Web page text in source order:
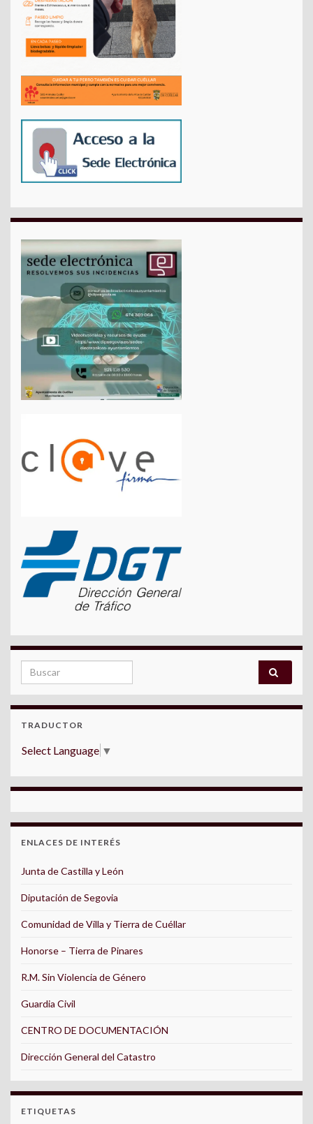
Search for:
TRADUCTOR
Select Language ▼
ENLACES DE INTERÉS
Junta de Castilla y León
Diputación de Segovia
Comunidad de Villa y Tierra de Cuéllar
Honorse – Tierra de Pinares
R.M. Sin Violencia de Género
Guardia Civil
CENTRO DE DOCUMENTACIÓN
Dirección General del Catastro
ETIQUETAS